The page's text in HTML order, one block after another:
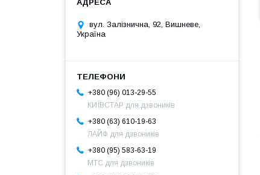
вул. Залізнична, 92, Вишневе,
Україна
+380 (96) 013-29-55
КИЇВСТАР для дзвоників
+380 (63) 610-19-63
ЛАЙФ для дзвоників
+380 (95) 583-63-19
МТС для дзвоників